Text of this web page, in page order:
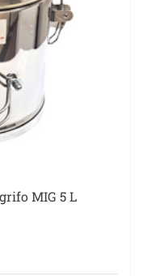
MIG 5 L